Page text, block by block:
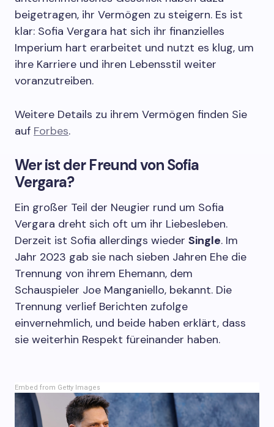
beigetragen, ihr Vermögen zu steigern. Es ist
klar: Sofia Vergara hat sich ihr finanzielles
Imperium hart erarbeitet und nutzt es klug, um
ihre Karriere und ihren Lebensstil weiter
voranzutreiben.
Weitere Details zu ihrem Vermögen finden Sie
auf Forbes.
Wer ist der Freund von Sofia
Vergara?
Ein großer Teil der Neugier rund um Sofia
Vergara dreht sich oft um ihr Liebesleben.
Derzeit ist Sofia allerdings wieder Single. Im
Jahr 2023 gab sie nach sieben Jahren Ehe die
Trennung von ihrem Ehemann, dem
Schauspieler Joe Manganiello, bekannt. Die
Trennung verlief Berichten zufolge
einvernehmlich, und beide haben erklärt, dass
sie weiterhin Respekt füreinander haben.
Embed from Getty Images